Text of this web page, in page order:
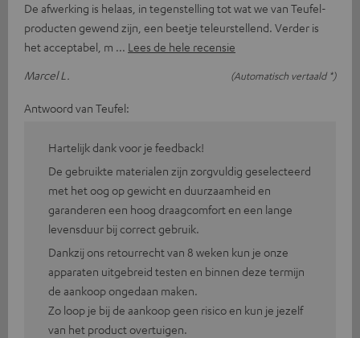
De afwerking is helaas, in tegenstelling tot wat we van Teufel-
producten gewend zijn, een beetje teleurstellend. Verder is
het acceptabel, m
Lees de hele recensie
Marcel L.
(Automatisch vertaald *)
Antwoord van Teufel:
Hartelijk dank voor je feedback!
De gebruikte materialen zijn zorgvuldig geselecteerd
met het oog op gewicht en duurzaamheid en
garanderen een hoog draagcomfort en een lange
levensduur bij correct gebruik.
Dankzij ons retourrecht van 8 weken kun je onze
apparaten uitgebreid testen en binnen deze termijn
de aankoop ongedaan maken.
Zo loop je bij de aankoop geen risico en kun je jezelf
van het product overtuigen.